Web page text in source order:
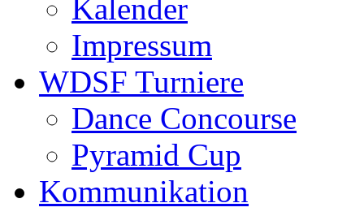
Kalender
Impressum
WDSF Turniere
Dance Concourse
Pyramid Cup
Kommunikation